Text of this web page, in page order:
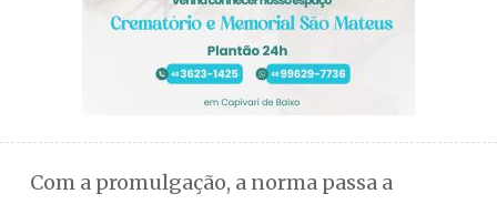
Com a promulgação, a norma passa a